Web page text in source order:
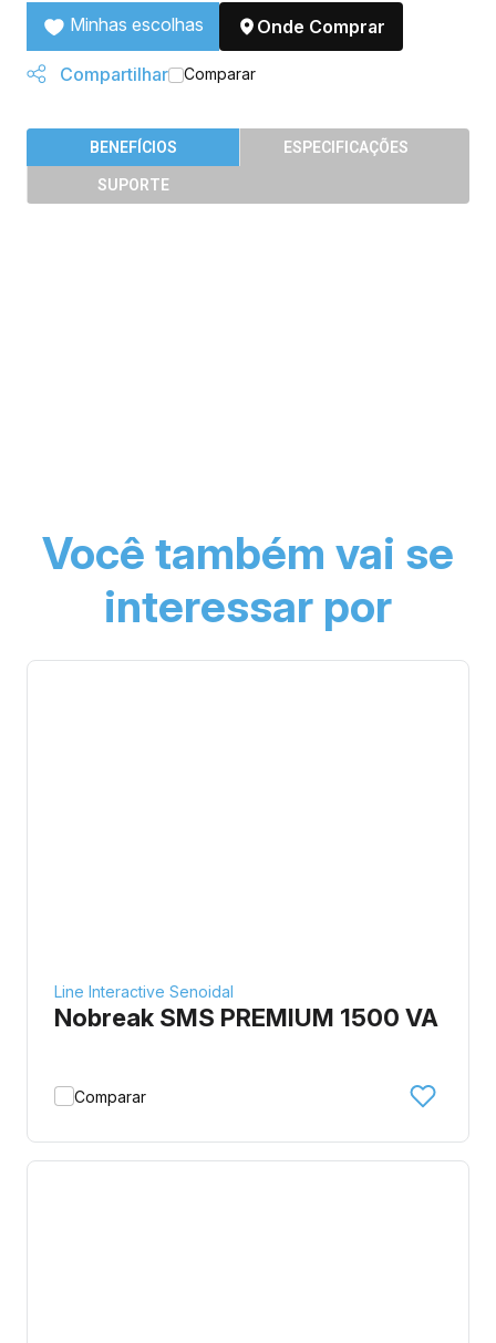
Minhas escolhas Onde Comprar
Compartilhar Comparar
BENEFÍCIOS ESPECIFICAÇÕES
SUPORTE
Você também vai se
interessar por
Line Interactive Senoidal
Nobreak SMS PREMIUM 1500 VA
Comparar